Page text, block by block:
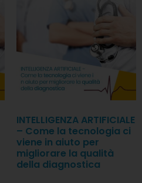
INTELLIGENZA ARTIFICIALE
– Come la tecnologia ci
viene in aiuto per
migliorare la qualità
della diagnostica